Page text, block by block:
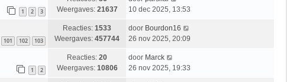
1 2 3
Weergaves: 21637
10 dec 2025, 13:53
101 102 103
Reacties: 1533
Weergaves: 457744
door Bourdon16
26 nov 2025, 20:09
1 2
Reacties: 20
Weergaves: 10806
door Marck
26 nov 2025, 19:33